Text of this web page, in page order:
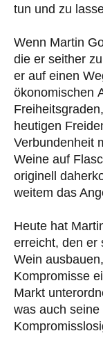
tun und zu
Wenn Martin
die er seither
er auf einen
ökonomischen
heutigen
Verbundenheit
Weine auf
originell
weitem das
Heute hat
erreicht, den er
Wein
Kompromisse
Markt
was auch